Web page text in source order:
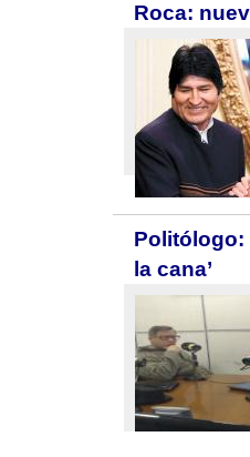
Roca:
Politólogo:
la cana’